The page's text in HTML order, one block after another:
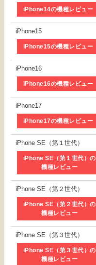
iPhone14の機種レビュー
iPhone15
iPhone15の機種レビュー
iPhone16
iPhone16の機種レビュー
iPhone17
iPhone17の機種レビュー
iPhone SE（第１世代）
iPhone SE（第１世代）の
機種レビュー
iPhone SE（第２世代）
iPhone SE（第２世代）の
機種レビュー
iPhone SE（第３世代）
iPhone SE（第３世代）の
機種レビュー